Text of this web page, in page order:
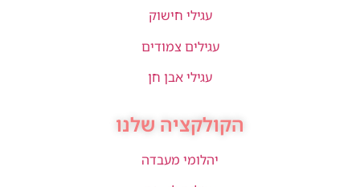
עגילי חישוק
עגילים צמודים
עגילי אבן חן
הקולקציה שלנו
יהלומי מעבדה